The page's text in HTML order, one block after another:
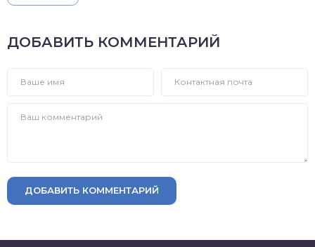
ДОБАВИТЬ КОММЕНТАРИЙ
ДОБАВИТЬ КОММЕНТАРИЙ